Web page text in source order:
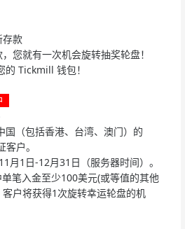
存款
您就有一次机会旋转抽奖轮盘！
Tickmill 钱包！
国（包括香港、台湾、澳门）的
户。
月1日-12月31日（服务器时间）。
笔入金至少100美元(或等值的其他
户将获得1次旋转幸运轮盘的机